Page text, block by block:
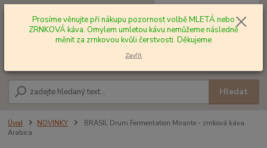
Hledat
+420 602 577 209 za0,00 Kč
Úvod NOVINKY
BRASIL Drum Fermentation Mirante - zrnková káva
Arabica
Prosíme věnujte při nákupu pozornost volbě MLETÁ nebo
ZRNKOVÁ káva. Omylem umletou kávu nemůžeme následně
měnit za zrnkovou kvůli čerstvosti. Děkujeme
Zavřít